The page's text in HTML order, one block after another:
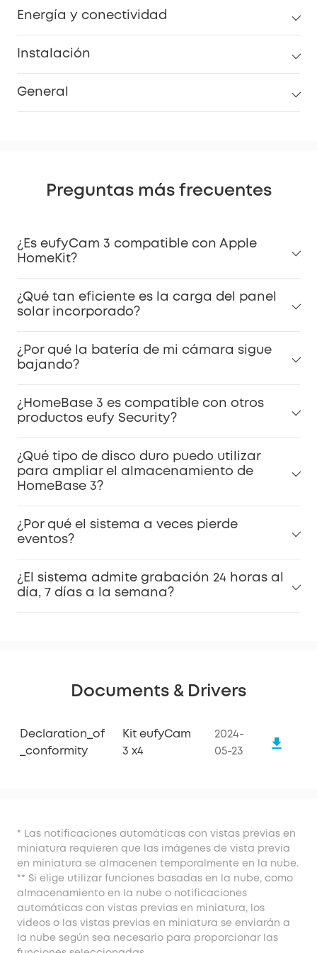
Energía y conectividad
Instalación
General
Preguntas más frecuentes
¿Es eufyCam 3 compatible con Apple
HomeKit?
¿Qué tan eficiente es la carga del panel
solar incorporado?
¿Por qué la batería de mi cámara sigue
bajando?
¿HomeBase 3 es compatible con otros
productos eufy Security?
¿Qué tipo de disco duro puedo utilizar
para ampliar el almacenamiento de
HomeBase 3?
¿Por qué el sistema a veces pierde
eventos?
¿El sistema admite grabación 24 horas al
día, 7 días a la semana?
Documents & Drivers
Declaration_of
_conformity
Kit eufyCam
3 x4
2024-
05-23
* Las notificaciones automáticas con vistas previas en
miniatura requieren que las imágenes de vista previa
en miniatura se almacenen temporalmente en la nube.
** Si elige utilizar funciones basadas en la nube, como
almacenamiento en la nube o notificaciones
automáticas con vistas previas en miniatura, los
videos o las vistas previas en miniatura se enviarán a
la nube según sea necesario para proporcionar las